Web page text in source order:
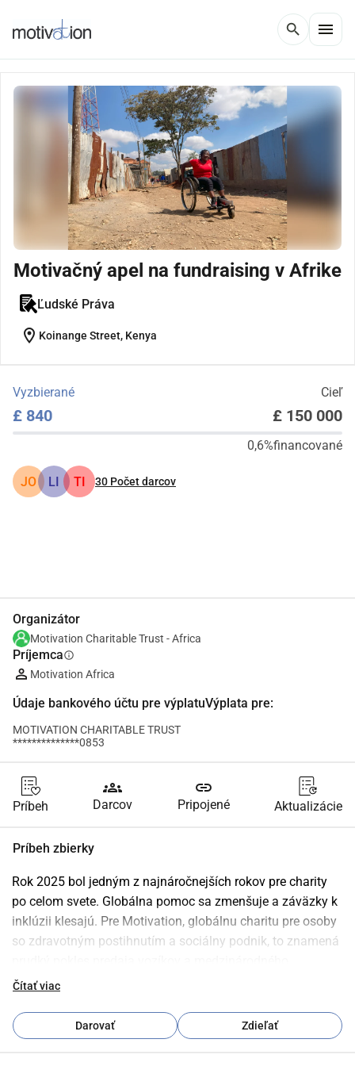
search menu
Motivačný apel na fundraising v Afrike
Ľudské Práva
location_on Koinange Street, Kenya
Vyzbierané Cieľ
£ 840 £ 150 000
0,6%financované
JO LI TI 30 Počet darcov
Organizátor
Motivation Charitable Trust - Africa
Príjemcainfo
Motivation Africa
Údaje bankového účtu pre výplatuVýplata pre:
MOTIVATION CHARITABLE TRUST
**************0853
Príbeh
groups
Darcov
link
Pripojené Aktualizácie
Príbeh zbierky
Rok 2025 bol jedným z najnáročnejších rokov pre charity
po celom svete. Globálna pomoc sa zmenšuje a záväzky k
inklúzii klesajú. Pre Motivation, globálnu charitu pre osoby
so zdravotným postihnutím a sociálny podnik, to znamená
financovania zdroje, ktoré sú nevyhnutné na udržanie celej
Bez okamžitej podpory sú životne dôležité programy v Keni,
Ugande a Malawi ohrozené. Preto spúšťame naliehavú
Čítať viac
Darovať Zdieľať